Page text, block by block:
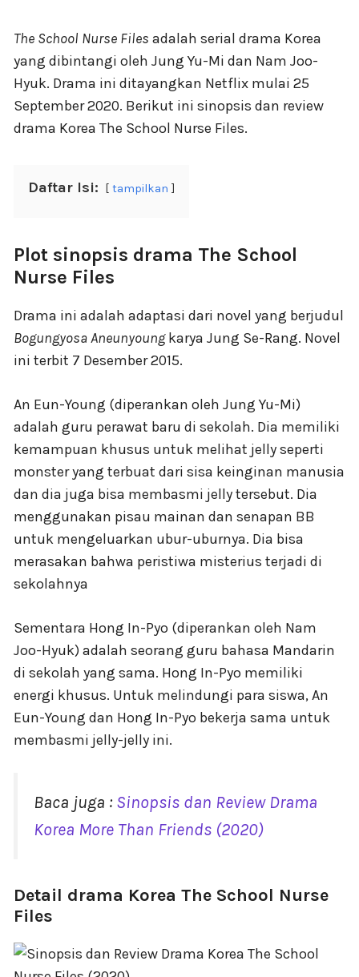
The School Nurse Files adalah serial drama Korea
yang dibintangi oleh Jung Yu-Mi dan Nam Joo-
Hyuk. Drama ini ditayangkan Netflix mulai 25
September 2020. Berikut ini sinopsis dan review
drama Korea The School Nurse Files.
Daftar Isi: tampilkan
Plot sinopsis drama The School
Nurse Files
Drama ini adalah adaptasi dari novel yang berjudul
Bogungyosa Aneunyoungkarya Jung Se-Rang. Novel
ini terbit 7 Desember 2015.
An Eun-Young (diperankan oleh Jung Yu-Mi)
adalah guru perawat baru di sekolah. Dia memiliki
kemampuan khusus untuk melihat jelly seperti
monster yang terbuat dari sisa keinginan manusia
dan dia juga bisa membasmi jelly tersebut. Dia
menggunakan pisau mainan dan senapan BB
untuk mengeluarkan ubur-uburnya. Dia bisa
merasakan bahwa peristiwa misterius terjadi di
sekolahnya
Sementara Hong In-Pyo (diperankan oleh Nam
Joo-Hyuk) adalah seorang guru bahasa Mandarin
di sekolah yang sama. Hong In-Pyo memiliki
energi khusus. Untuk melindungi para siswa, An
Eun-Young dan Hong In-Pyo bekerja sama untuk
membasmi jelly-jelly ini.
Baca juga : Sinopsis dan Review Drama
Korea More Than Friends (2020)
Detail drama Korea The School Nurse
Files